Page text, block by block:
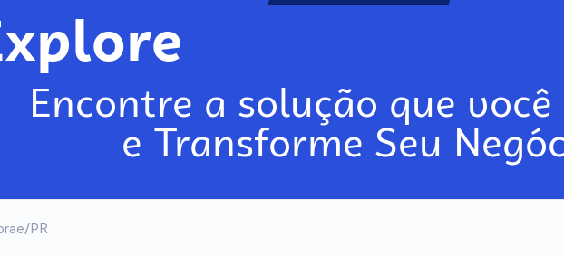
Explore
Encontre a solução que você
e Transforme Seu